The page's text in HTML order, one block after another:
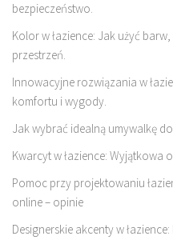
bezpieczeństwo.
Kolor w łazience: Jak użyć
przestrzeń.
Innowacyjne rozwiązania w
komfortu i wygody.
Jak wybrać idealną umywalkę
Kwarcyt w łazience: Wyjątkowa
Pomoc przy projektowaniu
online – opinie
Designerskie akcenty w